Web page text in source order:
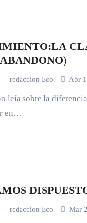
redaccion Eco Abr
leía sobre la
en…
redaccion Eco Mar